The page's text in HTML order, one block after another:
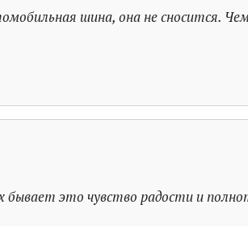
шина, она не сносится.
бывает это чувство радости и